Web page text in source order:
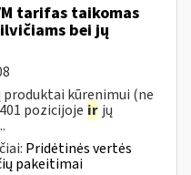
tarifas taikomas
bei jų
produktai kūrenimui (ne
pozicijoje ir jų
Pridėtinės vertės
pakeitimai